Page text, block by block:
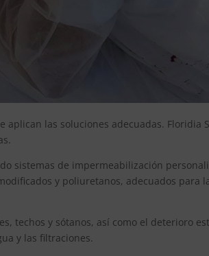
las soluciones adecuadas. Floridia
sistemas de impermeabilización
y poliuretanos, adecuados para
techos y sótanos, así como el deterioro
y las filtraciones.